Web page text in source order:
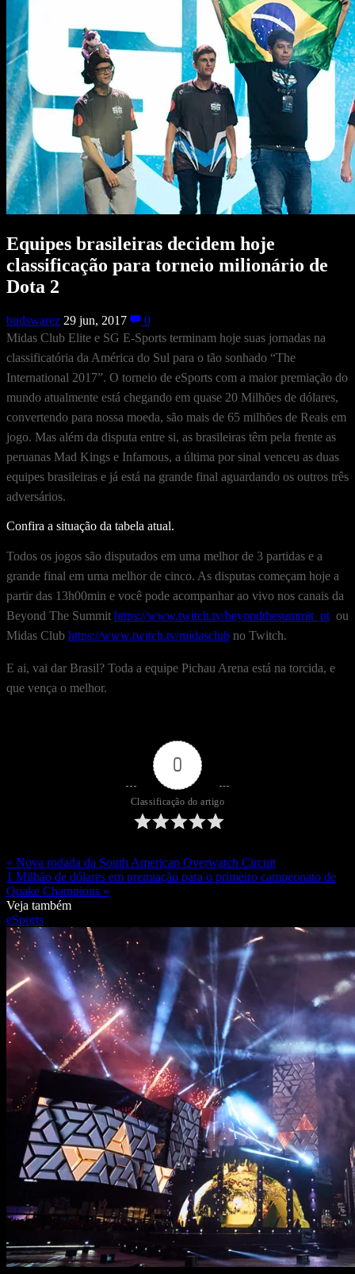
Equipes brasileiras decidem hoje
classificação para torneio milionário de
Dota 2
budswarez 29 jun, 2017
0
Midas Club Elite e SG E-Sports terminam hoje suas jornadas na
classificatória da América do Sul para o tão sonhado “The
International 2017”. O torneio de eSports com a maior premiação do
mundo atualmente está chegando em quase 20 Milhões de dólares,
convertendo para nossa moeda, são mais de 65 milhões de Reais em
jogo. Mas além da disputa entre si, as brasileiras têm pela frente as
peruanas Mad Kings e Infamous, a última por sinal venceu as duas
equipes brasileiras e já está na grande final aguardando os outros três
adversários.
Confira a situação da tabela atual.
Todos os jogos são disputados em uma melhor de 3 partidas e a
grande final em uma melhor de cinco. As disputas começam hoje a
partir das 13h00min e você pode acompanhar ao vivo nos canais da
Beyond The Summit https://www.twitch.tv/beyondthesummit_pt ou
Midas Club https://www.twitch.tv/midasclub no Twitch.
E ai, vai dar Brasil? Toda a equipe Pichau Arena está na torcida, e
que vença o melhor.
0
Classificação do artigo
« Nova rodada da South American Overwatch Circuit
1 Milhão de dólares em premiação para o primeiro campeonato de
Quake Champions »
Veja também
eSports